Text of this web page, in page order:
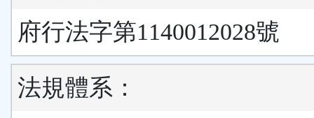
府行法字第1140012028號
法規體系：